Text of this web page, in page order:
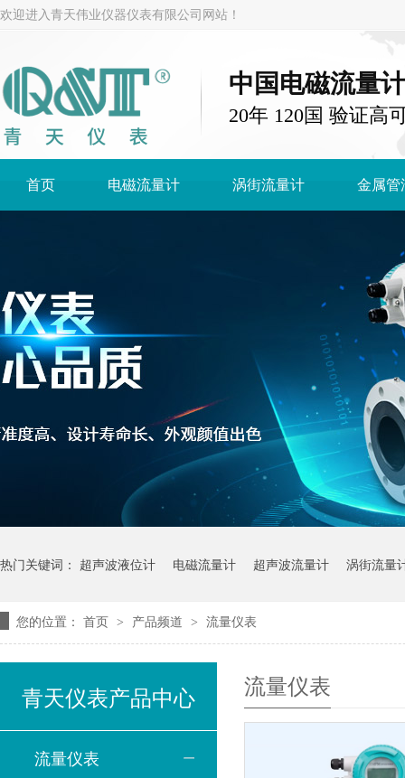
欢迎进入青天伟业仪器仪表有限公司网站！
中国电磁流量
20年 120国 验证高
首页 电磁流量计 涡街流量计 金属管
热门关键词： 超声波液位计 电磁流量计 超声波流量计 涡街流量
您的位置： 首页 > 产品频道 > 流量仪表
流量仪表
青天仪表产品中心
流量仪表